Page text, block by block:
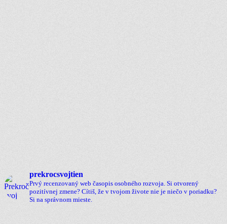
prekrocsvojtien
Prvý recenzovaný web časopis osobného rozvoja. Si otvorený
pozitívnej zmene? Cítiš, že v tvojom živote nie je niečo v poriadku?
Si na správnom mieste.